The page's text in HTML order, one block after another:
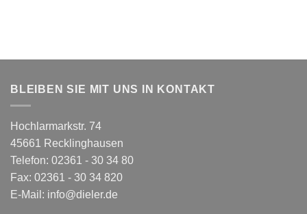
BLEIBEN SIE MIT UNS IN KONTAKT
Hochlarmarkstr. 74
45661 Recklinghausen
Telefon: 02361 - 30 34 80
Fax: 02361 - 30 34 820
E-Mail: info@dieler.de